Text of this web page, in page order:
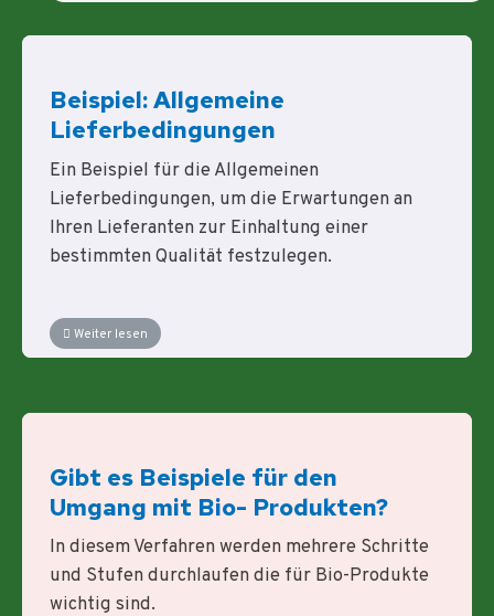
Beispiel: Allgemeine
Lieferbedingungen
Ein Beispiel für die Allgemeinen
Lieferbedingungen, um die Erwartungen an
Ihren Lieferanten zur Einhaltung einer
bestimmten Qualität festzulegen.
Weiter lesen
Gibt es Beispiele für den
Umgang mit Bio- Produkten?
In diesem Verfahren werden mehrere Schritte
und Stufen durchlaufen die für Bio-Produkte
wichtig sind.